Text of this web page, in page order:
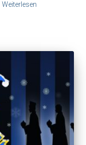
Weiterlesen